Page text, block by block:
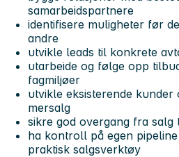
samarbeidspartnere
identifisere muligheter før
andre
utvikle leads til konkrete
utarbeide og følge opp
fagmiljøer
utvikle eksisterende
mersalg
sikre god overgang fra salg
ha kontroll på egen
praktisk salgsverktøy